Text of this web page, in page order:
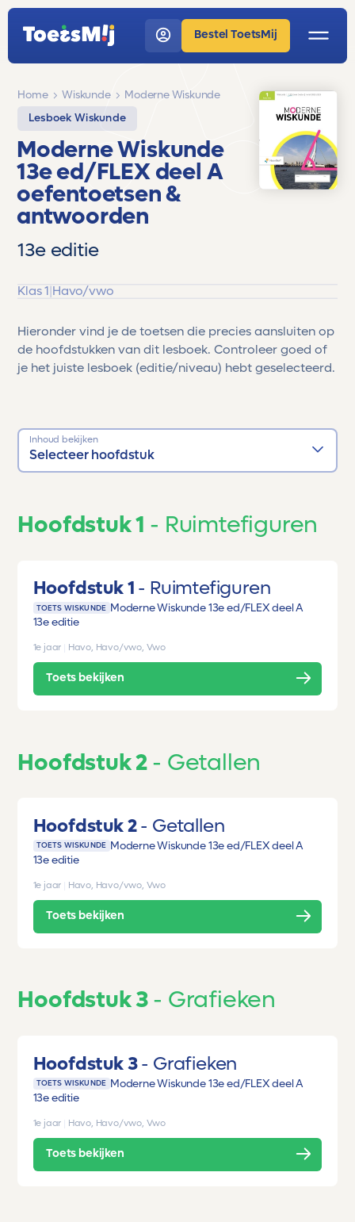
Bestel ToetsMij
Home Wiskunde
Moderne Wiskunde
Lesboek Wiskunde
Moderne Wiskunde
13e ed/FLEX deel A
oefentoetsen &
antwoorden
13e editie
Klas 1|Havo/vwo
Hieronder vind je de toetsen die precies aansluiten op
de hoofdstukken van dit lesboek. Controleer goed of
je het juiste lesboek (editie/niveau) hebt geselecteerd.
Inhoud bekijken
Selecteer hoofdstuk
Hoofdstuk 1 Ruimtefiguren
Hoofdstuk 1 Ruimtefiguren
TOETS WISKUNDE Moderne Wiskunde 13e ed/FLEX deel A
13e editie
1e jaar Havo, Havo/vwo, Vwo
Toets bekijken
Hoofdstuk 2 Getallen
Hoofdstuk 2 Getallen
TOETS WISKUNDE Moderne Wiskunde 13e ed/FLEX deel A
13e editie
1e jaar Havo, Havo/vwo, Vwo
Toets bekijken
Hoofdstuk 3 Grafieken
Hoofdstuk 3 Grafieken
TOETS WISKUNDE Moderne Wiskunde 13e ed/FLEX deel A
13e editie
1e jaar Havo, Havo/vwo, Vwo
Toets bekijken